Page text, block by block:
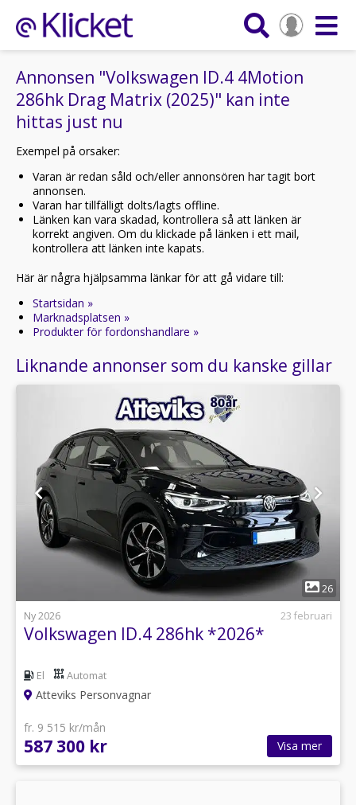
Annonsen "Volkswagen ID.4 4Motion
286hk Drag Matrix (2025)" kan inte
hittas just nu
Exempel på orsaker:
Varan är redan såld och/eller annonsören har tagit bort
annonsen.
Varan har tillfälligt dolts/lagts offline.
Länken kan vara skadad, kontrollera så att länken är
korrekt angiven. Om du klickade på länken i ett mail,
kontrollera att länken inte kapats.
Här är några hjälpsamma länkar för att gå vidare till:
Startsidan »
Marknadsplatsen »
Produkter för fordonshandlare »
Liknande annonser som du kanske gillar
26
Ny 2026
23 februari
Volkswagen ID.4 286hk *2026*
El Automat
Atteviks Personvagnar
fr. 9 515 kr/mån
587 300 kr Visa mer